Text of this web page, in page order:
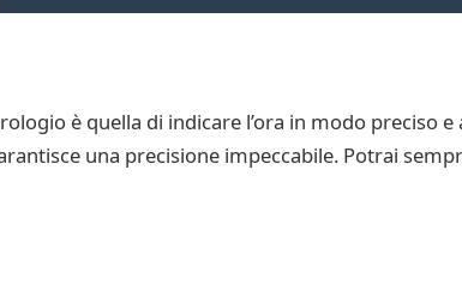
è quella di indicare l’ora in modo preciso e
una precisione impeccabile. Potrai